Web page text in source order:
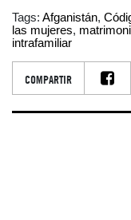
Tags: Afganistán,
las mujeres,
intrafamiliar
COMPARTIR